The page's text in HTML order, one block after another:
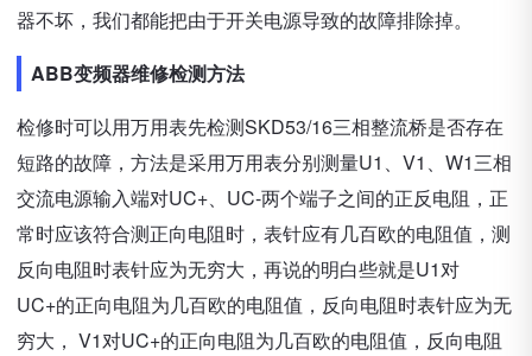
器不坏，我们都能把由于开关电源导致的故障排除掉。
ABB变频器维修检测方法
检修时可以用万用表先检测SKD53/16三相整流桥是否存在
短路的故障，方法是采用万用表分别测量U1、V1、W1三相
交流电源输入端对UC+、UC-两个端子之间的正反电阻，正
常时应该符合测正向电阻时，表针应有几百欧的电阻值，测
反向电阻时表针应为无穷大，再说的明白些就是U1对
UC+的正向电阻为几百欧的电阻值，反向电阻时表针应为无
穷大， V1对UC+的正向电阻为几百欧的电阻值，反向电阻